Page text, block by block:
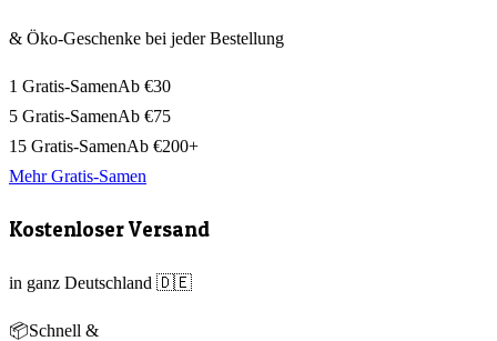
& Öko-Geschenke bei jeder Bestellung
1 Gratis-SamenAb €30
5 Gratis-SamenAb €75
15 Gratis-SamenAb €200+
Mehr Gratis-Samen
Kostenloser Versand
in ganz Deutschland 🇩🇪
📦Schnell &